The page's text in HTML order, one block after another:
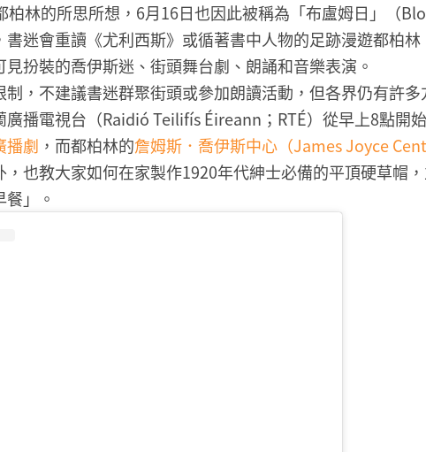
柏林的所思所想，6月16日也因此被稱為「布盧姆日」（
迷會重讀《尤利西斯》或循著書中人物的足跡漫遊都柏
扮裝的喬伊斯迷、街頭舞台劇、朗誦和音樂表演。
制，不建議書迷群聚街頭或參加朗讀活動，但各界仍有許
廣播電視台（Raidió Teilifís Éireann；RTÉ）從早上8點開
播劇 ，而都柏林的詹姆斯．喬伊斯中心（James Joyce
，也教大家如何在家製作1920年代紳士必備的平頂硬草帽
」。​